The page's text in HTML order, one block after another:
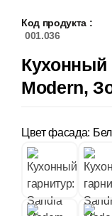
Код продукта :
001.036
Кухонный
Modern,
Цвет фасада: